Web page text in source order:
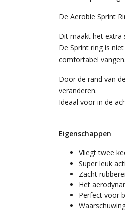
De Aerobie Sprint
Dit maakt het extra
De Sprint ring is
comfortabel vangen.
Door de rand van
veranderen.
Ideaal voor in de
Eigenschappen
Vliegt twee
Super leuk
Zacht
Het
Perfect voor